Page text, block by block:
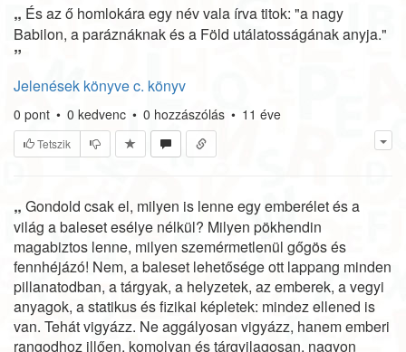
„ És az ő homlokára egy név vala írva titok: "a nagy
Babilon, a paráznáknak és a Föld utálatosságának anyja."
”
Jelenések könyve c. könyv
0 pont • 0 kedvenc • 0 hozzászólás • 11 éve
Tetszik
„ Gondold csak el, milyen is lenne egy emberélet és a
világ a baleset esélye nélkül? Milyen pökhendin
magabiztos lenne, milyen szemérmetlenül gőgös és
fennhéjázó! Nem, a baleset lehetősége ott lappang minden
pillanatodban, a tárgyak, a helyzetek, az emberek, a vegyi
anyagok, a statikus és fizikai képletek: mindez ellened is
van. Tehát vigyázz. Ne aggályosan vigyázz, hanem emberi
rangodhoz illően, komolyan és tárgyilagosan, nagyon